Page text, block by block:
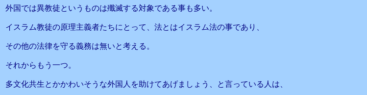
外国では異教徒というものは殲滅する対象である事も多い。
イスラム教徒の原理主義者たちにとって、法とはイスラム法の事であり、
その他の法律を守る義務は無いと考える。
それからもう一つ。
多文化共生とかかわいそうな外国人を助けてあげましょう、と言っている人は、